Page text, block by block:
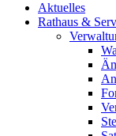
Aktuelles
Rathaus &